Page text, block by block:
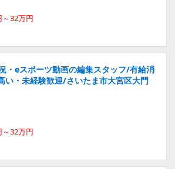
～32万円
・eスポーツ動画の編集スタッフ/有給消
い・未経験歓迎/さいたま市大宮区大門
～32万円